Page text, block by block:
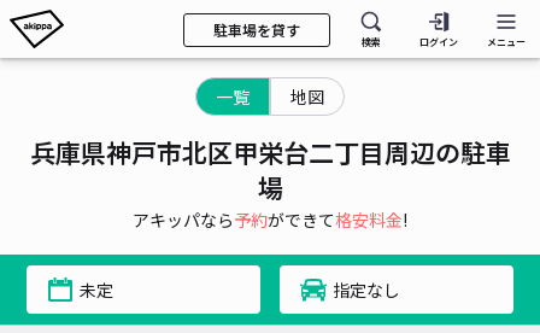
駐車場を貸す
検索 ログイン メニュー
一覧 地図
兵庫県神戸市北区甲栄台二丁目周辺の駐車
場
アキッパなら予約ができて格安料金!
未定 指定なし